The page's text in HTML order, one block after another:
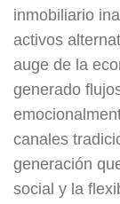
inmobiliario
activos
auge de la
generado
canales
generación
social y la